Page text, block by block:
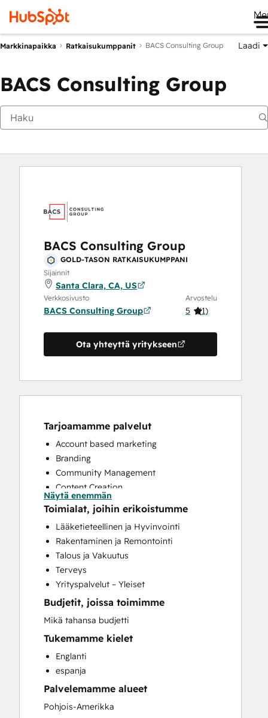
Markkinapaikka Ratkaisukumppanit BACS Consulting Group Laadi
BACS Consulting Group
BACS Consulting Group
GOLD-TASON RATKAISUKUMPPANI
Sijainnit
Santa Clara, CA, US
Verkkosivusto
BACS Consulting Group
Arvostelu
5 (1)
Ota yhteyttä yritykseen
Tarjoamamme palvelut
Account based marketing
Branding
Community Management
Content Creation
Conversational Marketing
CRM Implementation
CRM Migration
Custom API Integrations
Customer Marketing
Customer Success Training
Customer Support Training
Customer Survey and Analysis
Email Marketing
Help Desk Implementation
HubSpot Onboarding
Knowledge Base Development
Paid Advertising
Programmable Automation
Näytä enemmän
Toimialat, joihin erikoistumme
Lääketieteellinen ja Hyvinvointi
Rakentaminen ja Remontointi
Talous ja Vakuutus
Terveys
Yrityspalvelut – Yleiset
Budjetit, joissa toimimme
Mikä tahansa budjetti
Tukemamme kielet
Englanti
espanja
Palvelemamme alueet
Pohjois-Amerikka